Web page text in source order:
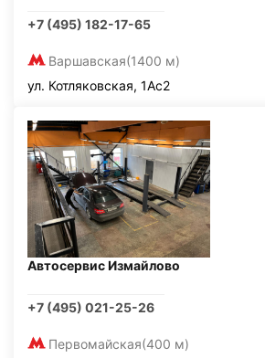
+7 (495) 182-17-65
Варшавская(1400 м)
ул. Котляковская, 1Ас2
Автосервис Измайлово
+7 (495) 021-25-26
Первомайская(400 м)